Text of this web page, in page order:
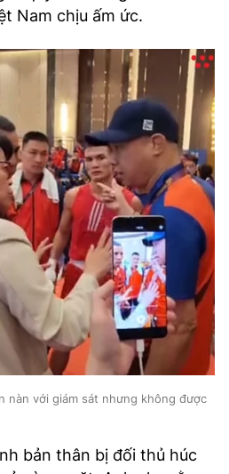
Nam chịu ấm ức.
nàn với giám sát nhưng không được
bản thân bị đối thủ húc